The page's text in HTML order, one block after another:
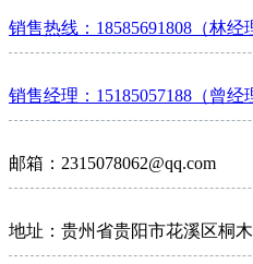
销售热线：18585691808（林经
销售经理：15185057188（曾经
邮箱：2315078062@qq.com
地址：贵州省贵阳市花溪区桐